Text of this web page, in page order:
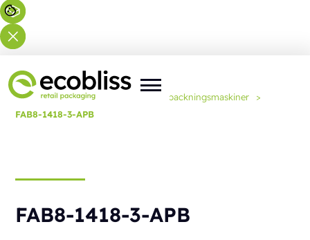
Du är här: Hem > Förpackningsmaskiner
>
FAB8-1418-3-APB
FAB8-1418-3-APB